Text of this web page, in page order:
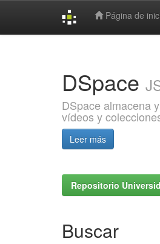
Página de
DSpace
DSpace almacena
vídeos y
Leer más
Repositorio
Buscar